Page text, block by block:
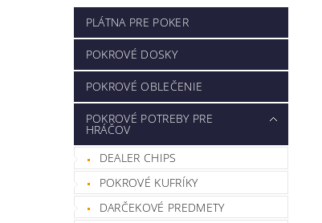
PLÁTNA PRE POKER
POKROVÉ DOSKY
POKROVÉ OBLEČENIE
POKROVÉ POTREBY PRE
HRÁČOV
DEALER CHIPS
POKROVÉ KUFRÍKY
DARČEKOVÉ PREDMETY